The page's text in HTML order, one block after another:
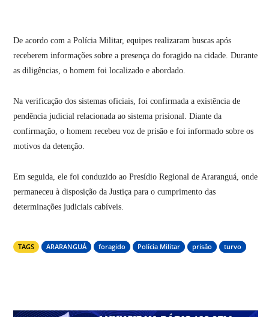
De acordo com a Polícia Militar, equipes realizaram buscas após
receberem informações sobre a presença do foragido na cidade. Durante
as diligências, o homem foi localizado e abordado.
Na verificação dos sistemas oficiais, foi confirmada a existência de
pendência judicial relacionada ao sistema prisional. Diante da
confirmação, o homem recebeu voz de prisão e foi informado sobre os
motivos da detenção.
Em seguida, ele foi conduzido ao Presídio Regional de Araranguá, onde
permaneceu à disposição da Justiça para o cumprimento das
determinações judiciais cabíveis.
TAGS ARARANGUÁ foragido Polícia Militar prisão turvo